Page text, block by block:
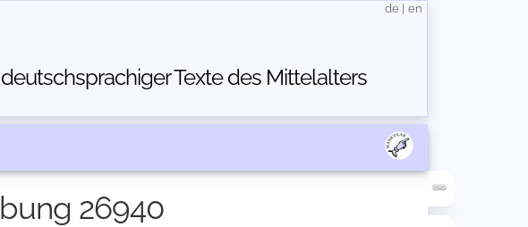
Texte des Mittelalters
de en
26940